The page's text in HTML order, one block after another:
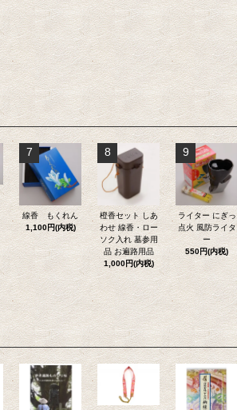
7
線香 もくれん
1,100円(内税)
8
橙香セット しあ
わせ 線香・ロー
ソク入れ 墓参用
品 お遍路用品
1,000円(内税)
9
ライター にぎっ
点火 風防ライタ
ー
550円(内税)